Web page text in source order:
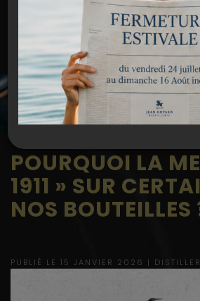
POURQUOI LA
1911 » SUR
NOS BOUTEILLES
PUBLIÉ LE 15 JANVIER 2026 |